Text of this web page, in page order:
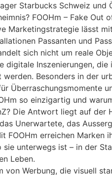
Starbucks Schweiz und
FOOHm – Fake Out
Marketingstrategie lässt
Passanten und
sich nicht um reale
digitale Inszenierungen,
werden. Besonders in der
Überraschungsmomente
so einzigartig und
Die Antwort liegt auf der
Unerwartete, das
FOOHm erreichen Marken
unterwegs ist – in der
Leben.
von Werbung, die visuell